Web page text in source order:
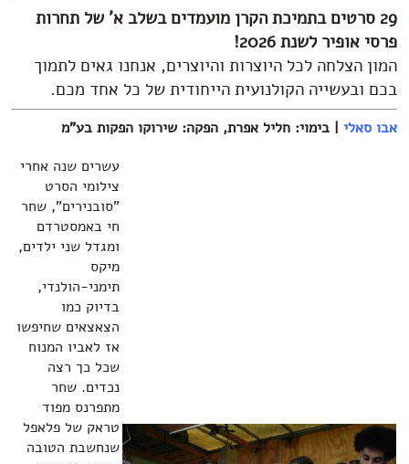
29 סרטים בתמיכת הקרן מועמדים בשלב א' של תחרות
פרסי אופיר לשנת 2026!
המון הצלחה לכל היוצרות והיוצרים, אנחנו גאים לתמוך
בכם ובעשייה הקולנועית הייחודית של כל אחד מכם.
אבו סאלי | בימוי: חליל אפרת, הפקה: שירוקו הפקות בע"מ
עשרים שנה אחרי
צילומי הסרט
"סובנירים", שחר
חי באמסטרדם
ומגדל שני ילדים,
מיקס
תימני-הולנדי,
בדיוק כמו
הצאצאים שחיפשו
אז לאביו המנוח
שכל כך רצה
נכדים. שחר
מתפרנס מפוד
טראק של פלאפל
שנחשבת הטובה